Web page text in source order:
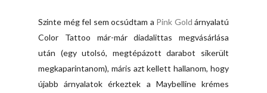
Szinte még fel sem ocsúdtam a Pink Gold árnyalatú
Color Tattoo már-már diadalittas megvásárlása
után (egy utolsó, megtépázott darabot sikerült
megkaparintanom), máris azt kellett hallanom, hogy
újabb árnyalatok érkeztek a Maybelline krémes